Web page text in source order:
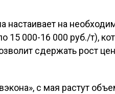
на
15 000-16 000 руб./т),
сдержать рост
с мая растут